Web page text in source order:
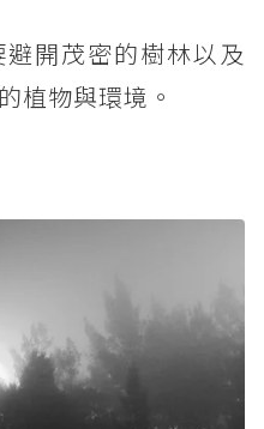
開茂密的樹林以及
植物與環境。